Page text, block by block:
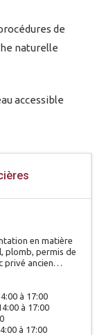
de
naturelle
accessible
en matière
plomb, permis de
privé ancien…
à 17:00
à 17:00
à 17:00